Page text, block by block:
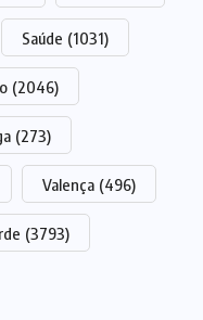
Saúde (1031)
(2046)
(273)
Valença (496)
(3793)